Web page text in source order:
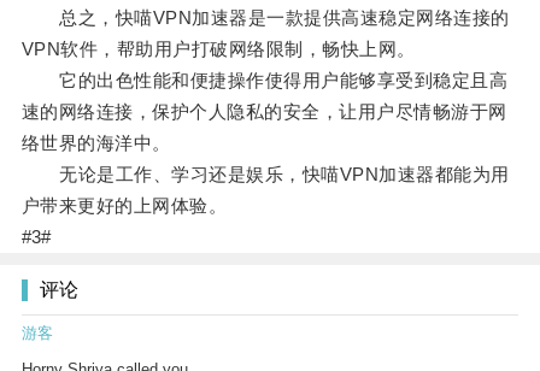
总之，快喵VPN加速器是一款提供高速稳定网络连接的
VPN软件，帮助用户打破网络限制，畅快上网。
它的出色性能和便捷操作使得用户能够享受到稳定且高
速的网络连接，保护个人隐私的安全，让用户尽情畅游于网
络世界的海洋中。
无论是工作、学习还是娱乐，快喵VPN加速器都能为用
户带来更好的上网体验。
#3#
评论
游客